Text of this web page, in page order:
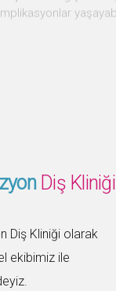
Diş Kliniği
Diş Kliniği olarak
ekibimiz ile